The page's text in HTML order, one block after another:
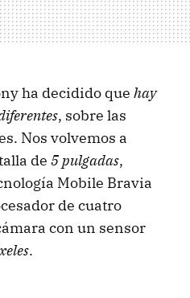
ha decidido que hay
, sobre las
Nos volvemos a
de 5 pulgadas,
Mobile Bravia
de cuatro
con un sensor
.